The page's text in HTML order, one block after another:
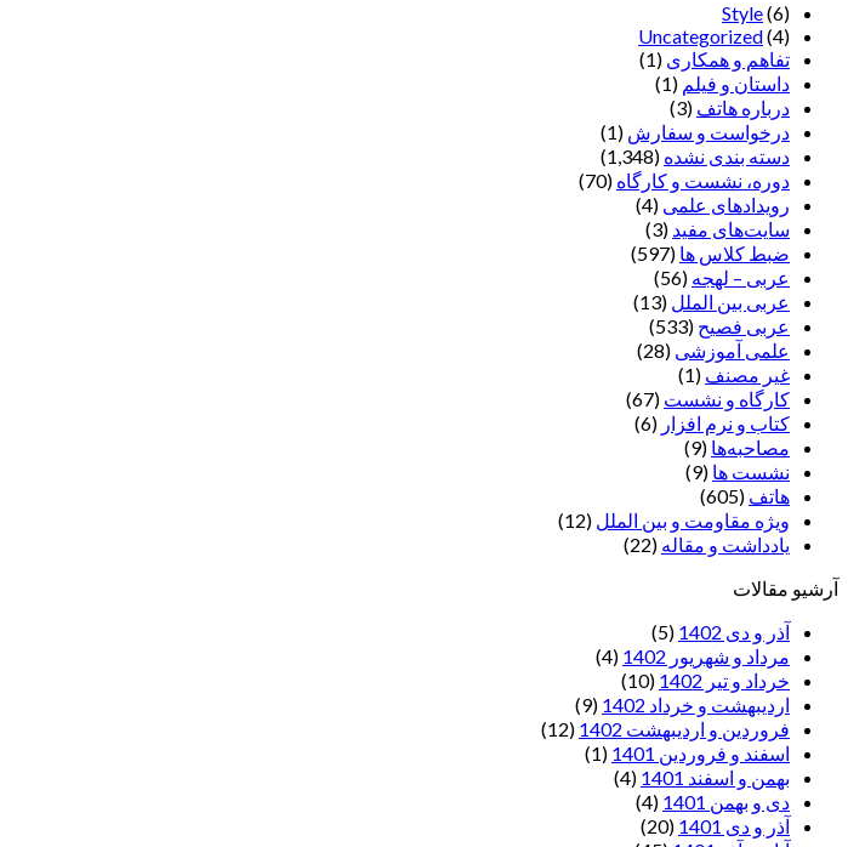
Style(6)
Uncategorized(4)
تفاهم و همکاری (1)
داستان و فیلم (1)
درباره هاتف (3)
درخواست و سفارش (1)
دسته بندی نشده (1,348)
دوره، نشست و کارگاه (70)
رویدادهای علمی (4)
سایت‌های مفید (3)
ضبط کلاس ها (597)
عربی – لهجه (56)
عربی بین الملل (13)
عربی فصیح (533)
علمی آموزشی (28)
غير مصنف (1)
کارگاه و نشست (67)
کتاب و نرم افزار (6)
مصاحبه‌ها (9)
نشست ها (9)
هاتف (605)
ویژه مقاومت و بین الملل (12)
یادداشت‌ و مقاله (22)
آرشیو مقالات
آذر و دی 1402
(5)
مرداد و شهریور 1402
(4)
خرداد و تیر 1402
(10)
اردیبهشت و خرداد 1402
(9)
فروردین و اردیبهشت 1402
(12)
اسفند و فروردین 1401
(1)
بهمن و اسفند 1401
(4)
دی و بهمن 1401
(4)
آذر و دی 1401
(20)